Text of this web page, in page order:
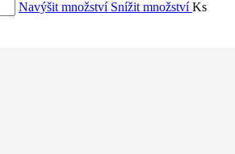
Navýšit množství Snížit množstvíKs